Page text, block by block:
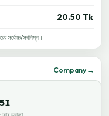
20.50 Tk
সর্বোচ্চ/সর্বনিম্ন।
Company →